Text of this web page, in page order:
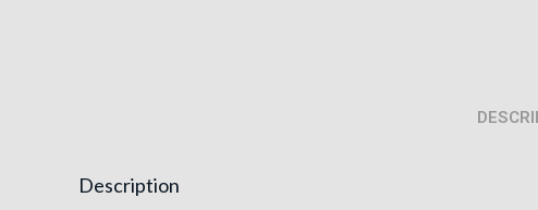
Description